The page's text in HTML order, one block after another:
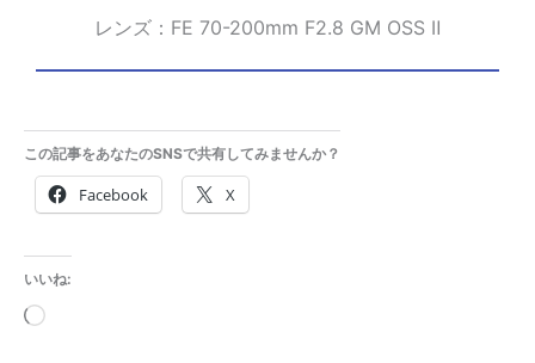
レンズ：FE 70-200mm F2.8 GM OSS Ⅱ
この記事をあなたのSNSで共有してみませんか？
Facebook X
いいね:
読